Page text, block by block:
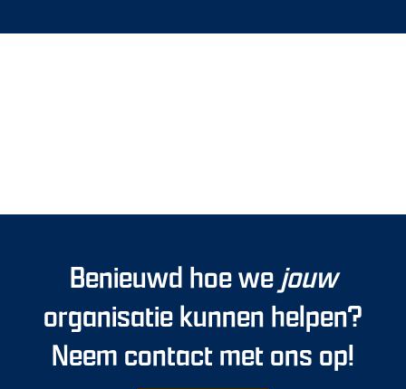
Benieuwd hoe we jouw
organisatie kunnen helpen?
Neem contact met ons op!